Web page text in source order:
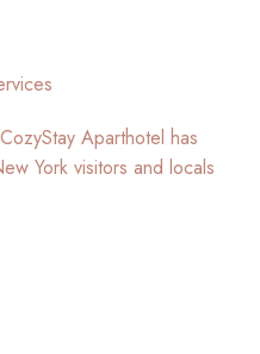
Aparthotel has
York visitors and locals